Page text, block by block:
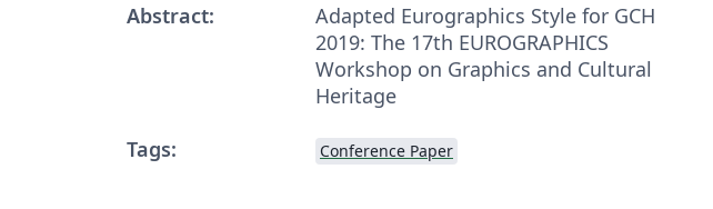
Abstract:
Adapted Eurographics Style for GCH
2019: The 17th EUROGRAPHICS
Workshop on Graphics and Cultural
Heritage
Tags:
Conference Paper